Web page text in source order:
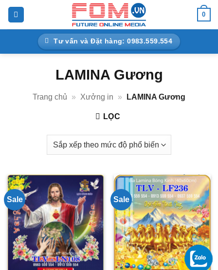
Bỏ
nội
0
Tư vấn và Đặt hàng: 0983.559.554
LAMINA Gương
Trang chủ » Xưởng in » LAMINA Gương
LỌC
Sale Sale